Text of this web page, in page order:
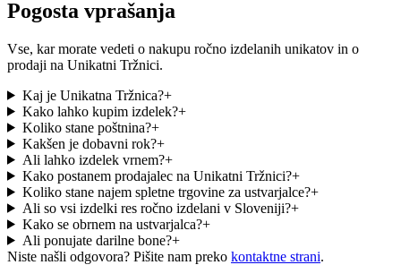
Pogosta vprašanja
Vse, kar morate vedeti o nakupu ročno izdelanih unikatov in o
prodaji na Unikatni Tržnici.
Kaj je Unikatna Tržnica?+
Kako lahko kupim izdelek?+
Koliko stane poštnina?+
Kakšen je dobavni rok?+
Ali lahko izdelek vrnem?+
Kako postanem prodajalec na Unikatni Tržnici?+
Koliko stane najem spletne trgovine za ustvarjalce?+
Ali so vsi izdelki res ročno izdelani v Sloveniji?+
Kako se obrnem na ustvarjalca?+
Ali ponujate darilne bone?+
Niste našli odgovora? Pišite nam preko kontaktne strani.